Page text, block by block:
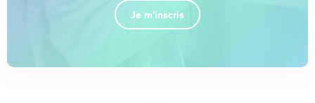
Je m'inscris